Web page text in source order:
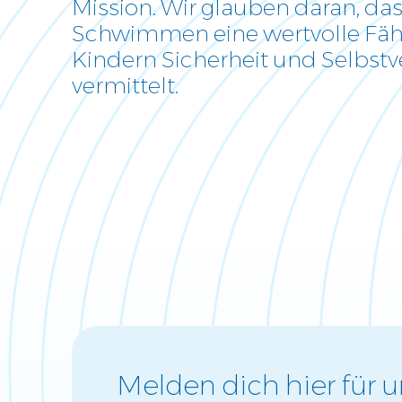
Locations
Mission. Wir glauben daran,
Schwimmen eine wertvolle
Kindern Sicherheit und
vermittelt.
Melden dich hier für